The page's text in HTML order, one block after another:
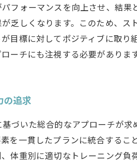
フォーマンスを向上させ、結
乏しくなります。このため、
目標に対してポジティブに取
ーチにも注視する必要があります
の追求
づいた総合的なアプローチが
を一貫したプランに統合するこ
体重別に適切なトレーニング